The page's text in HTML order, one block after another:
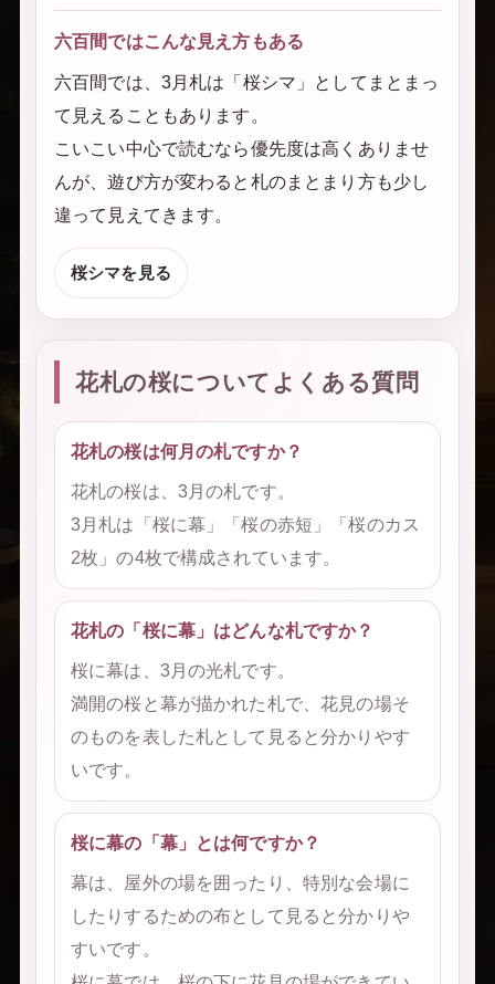
六百間ではこんな見え方もある
六百間では、3月札は「桜シマ」としてまとまっ
て見えることもあります。
こいこい中心で読むなら優先度は高くありませ
んが、遊び方が変わると札のまとまり方も少し
違って見えてきます。
桜シマを見る
花札の桜についてよくある質問
花札の桜は何月の札ですか？
花札の桜は、3月の札です。
3月札は「桜に幕」「桜の赤短」「桜のカス
2枚」の4枚で構成されています。
花札の「桜に幕」はどんな札ですか？
桜に幕は、3月の光札です。
満開の桜と幕が描かれた札で、花見の場そ
のものを表した札として見ると分かりやす
いです。
桜に幕の「幕」とは何ですか？
幕は、屋外の場を囲ったり、特別な会場に
したりするための布として見ると分かりや
すいです。